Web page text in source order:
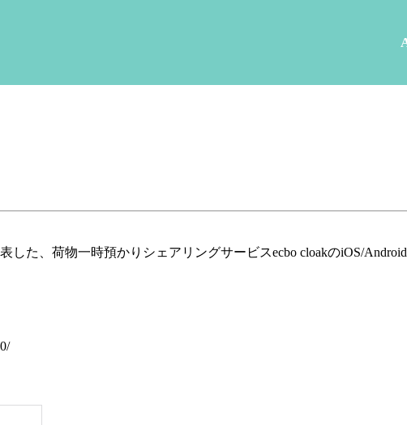
した、荷物一時預かりシェアリングサービスecbo cloakのiOS/